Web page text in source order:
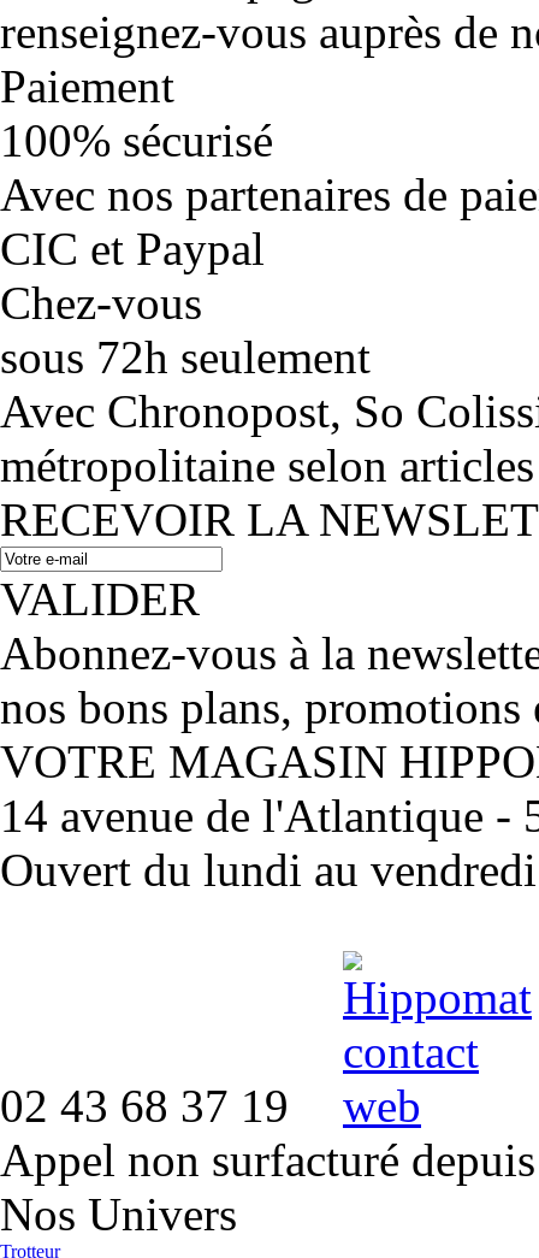
renseignez-vous auprès de
Paiement
100% sécurisé
Avec nos partenaires de
CIC et Paypal
Chez-vous
sous 72h seulement
Avec Chronopost, So
métropolitaine selon
RECEVOIR LA
VALIDER
Abonnez-vous à la
nos bons plans, promotions
VOTRE MAGASIN
14 avenue de l'Atlantique -
Ouvert du lundi au
02 43 68 37 19
Appel non surfacturé
Nos Univers
Trotteur